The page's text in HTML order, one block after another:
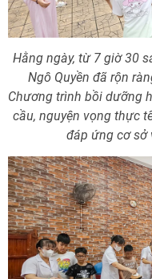
Hằng ngày, từ 7 giờ 30
Ngô Quyền đã rộn
Chương trình bồi dưỡng
cầu, nguyện vọng thực
đáp ứng cơ sở